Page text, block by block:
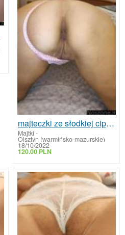
majteczki ze słodkiej cipeczki
Majtki -
Olsztyn (warmińsko-mazurskie)
18/10/2022
120.00 PLN